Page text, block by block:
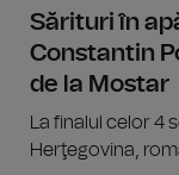
Sărituri în
Constantin
de la Mostar
La finalul celor 4
Herţegovina,